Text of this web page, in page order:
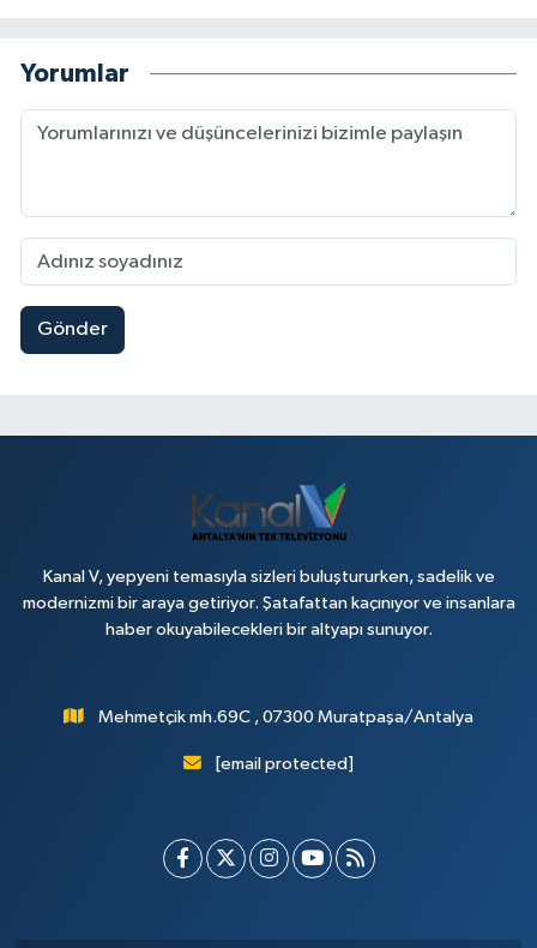
Yorumlar
Gönder
Kanal V, yepyeni temasıyla sizleri buluştururken, sadelik ve
modernizmi bir araya getiriyor. Şatafattan kaçınıyor ve insanlara
haber okuyabilecekleri bir altyapı sunuyor.
Mehmetçik mh.69C , 07300 Muratpaşa/Antalya
[email protected]